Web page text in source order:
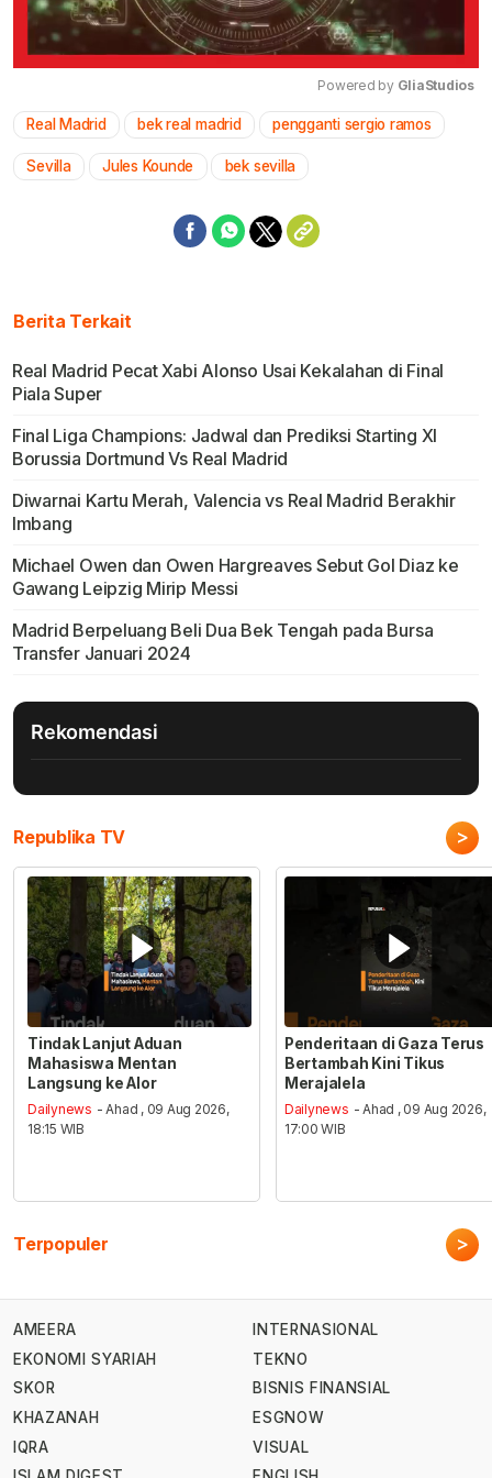
Mute
Powered by GliaStudios
Real Madrid bek real madrid pengganti sergio ramos
Sevilla Jules Kounde bek sevilla
Berita Terkait
Real Madrid Pecat Xabi Alonso Usai Kekalahan di Final
Piala Super
Final Liga Champions: Jadwal dan Prediksi Starting XI
Borussia Dortmund Vs Real Madrid
Diwarnai Kartu Merah, Valencia vs Real Madrid Berakhir
Imbang
Michael Owen dan Owen Hargreaves Sebut Gol Diaz ke
Gawang Leipzig Mirip Messi
Madrid Berpeluang Beli Dua Bek Tengah pada Bursa
Transfer Januari 2024
Rekomendasi
Republika TV >
Tindak Lanjut Aduan
Mahasiswa Mentan
Langsung ke Alor
Dailynews - Ahad , 09 Aug 2026,
18:15 WIB
Penderitaan di Gaza Terus
Bertambah Kini Tikus
Merajalela
Dailynews - Ahad , 09 Aug 2026,
17:00 WIB
Terpopuler >
AMEERA
EKONOMI SYARIAH
SKOR
KHAZANAH
IQRA
INTERNASIONAL
TEKNO
BISNIS FINANSIAL
ESGNOW
VISUAL